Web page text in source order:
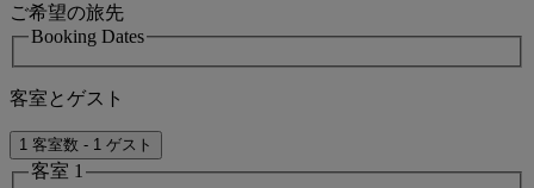
ご希望の旅先
Booking Dates
客室とゲスト
1 客室数 - 1 ゲスト
客室 1